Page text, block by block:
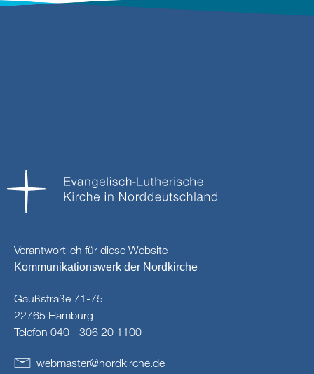
Verantwortlich für diese Website
Kommunikationswerk der Nordkirche
Gaußstraße 71-75
22765 Hamburg
Telefon 040 - 306 20 1100
webmaster@nordkirche.de